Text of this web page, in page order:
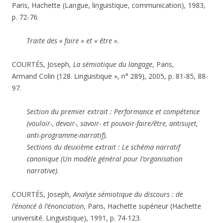
Paris, Hachette (Langue, linguistique, communication), 1983,
p. 72-76.
Traite des « faire » et « être ».
COURTÉS, Joseph, La sémiotique du langage, Paris,
Armand Colin (128. Linguistique », n° 289), 2005, p. 81-85, 88-
97.
Section du premier extrait : Performance et compétence
(vouloir-, devoir-, savoir- et pouvoir-faire/être, antisujet,
anti-programme-narratif).
Sections du deuxième extrait : Le schéma narratif
canonique (Un modèle général pour l’organisation
narrative).
COURTÉS, Joseph,Analyse sémiotique du discours : de
l’énoncé à l’énonciation, Paris, Hachette supérieur (Hachette
université. Linguistique), 1991, p. 74-123.